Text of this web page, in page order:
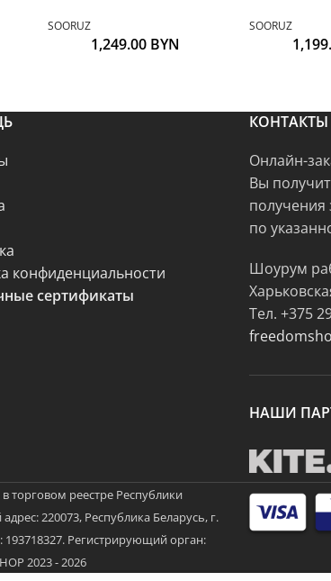
SOORUZ
1,249.00 BYN
SOORUZ
конфиденциальности
сертификаты
КОНТАКТЫ
Онлайн-
Вы
получения
по
Шоурум
Тел. +375
НАШИ
реестре Республики
220073, Республика Беларусь, г.
193718327. Регистрирующий орган:
2023 - 2026